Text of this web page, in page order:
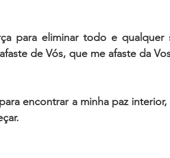
para eliminar todo e
de Vós, que me afaste da
encontrar a minha paz